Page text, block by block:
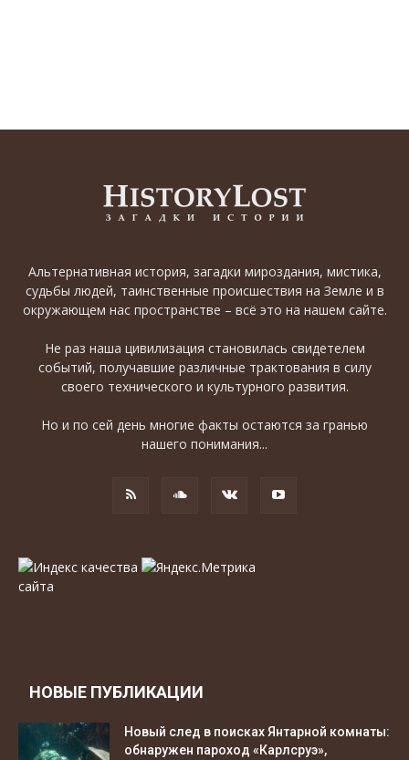
Альтернативная история, загадки мироздания, мистика,
судьбы людей, таинственные происшествия на Земле и в
окружающем нас пространстве – всё это на нашем сайте.
Не раз наша цивилизация становилась свидетелем
событий, получавшие различные трактования в силу
своего технического и культурного развития.
Но и по сей день многие факты остаются за гранью
нашего понимания...
НОВЫЕ ПУБЛИКАЦИИ
Новый след в поисках Янтарной комнаты:
обнаружен пароход «Карлсруэ»,